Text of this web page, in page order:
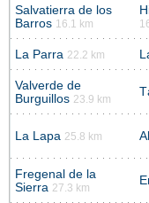
Salvatierra de los
Barros 16.1 km
La Parra 22.2 km
Valverde de
Burguillos 23.9 km
La Lapa 25.8 km
Fregenal de la
Sierra 27.3 km